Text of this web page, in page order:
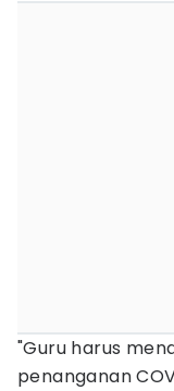
"Guru harus
penanganan